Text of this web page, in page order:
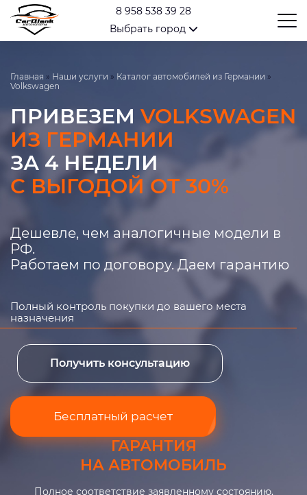
8 958 538 39 28
Выбрать город
Главная » Наши услуги » Каталог автомобилей из Германии »
Volkswagen
ПРИВЕЗЕМ VOLKSWAGEN
ИЗ ГЕРМАНИИ
ЗА 4 НЕДЕЛИ
С ВЫГОДОЙ ОТ 30%
Дешевле, чем аналогичные модели в
РФ.
Работаем по договору. Даем гарантию
Полный контроль покупки до вашего места
назначения
Получить консультацию
Бесплатный расчет
ГАРАНТИЯ
НА АВТОМОБИЛЬ
Полное соответствие заявленному состоянию.